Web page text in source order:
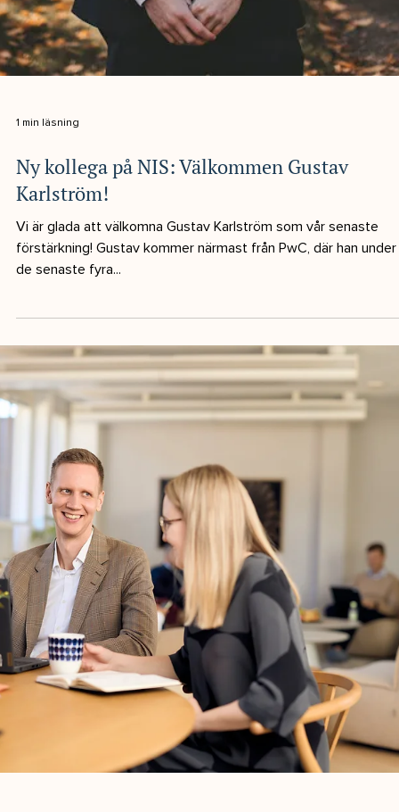
2 min läsning
dokumenterad erfarenhet
Att hantera IFRS-rapportering kan initialt kännas
Det behöver dock inte vara komplicerat. Med rätt erfaren
vid din sida kan även den mest utmanande rapporteringen
genomföras framgångsrikt. Varför outsourca IFRS-projekt? IFRS-
standarden kräver djupgående kunskap, och att skapa
beräkningar och dokumentation från grunden är tidskrävande.